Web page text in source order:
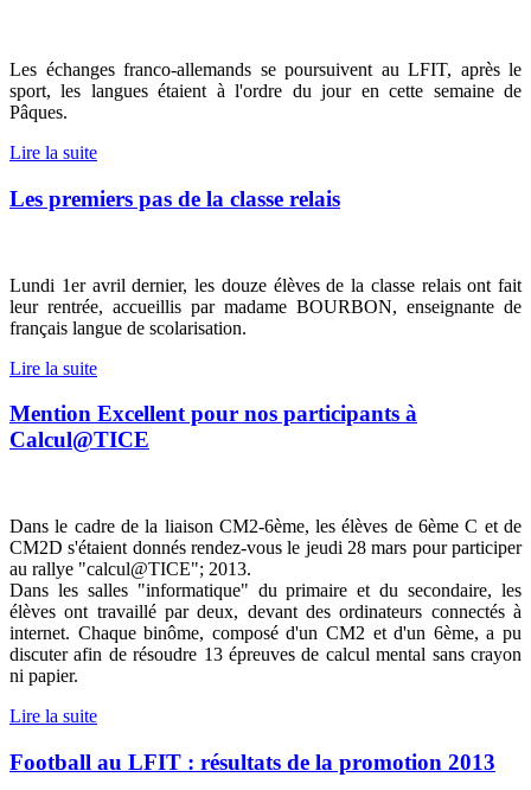
Les échanges franco-allemands se poursuivent au LFIT, après le
sport, les langues étaient à l'ordre du jour en cette semaine de
Pâques.
Lire la suite
Les premiers pas de la classe relais
Lundi 1er avril dernier, les douze élèves de la classe relais ont fait
leur rentrée, accueillis par madame BOURBON, enseignante de
français langue de scolarisation.
Lire la suite
Mention Excellent pour nos participants à
Calcul@TICE
Dans le cadre de la liaison CM2-6ème, les élèves de 6ème C et de
CM2D s'étaient donnés rendez-vous le jeudi 28 mars pour participer
au rallye "calcul@TICE"; 2013.
Dans les salles "informatique" du primaire et du secondaire, les
élèves ont travaillé par deux, devant des ordinateurs connectés à
internet. Chaque binôme, composé d'un CM2 et d'un 6ème, a pu
discuter afin de résoudre 13 épreuves de calcul mental sans crayon
ni papier.
Lire la suite
Football au LFIT : résultats de la promotion 2013